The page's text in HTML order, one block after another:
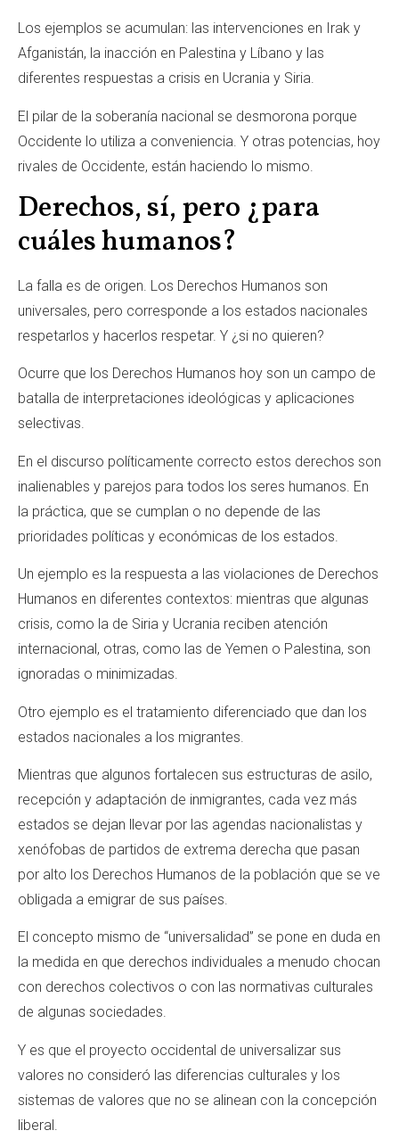
Los ejemplos se acumulan: las intervenciones en Irak y
Afganistán, la inacción en Palestina y Líbano y las
diferentes respuestas a crisis en Ucrania y Siria.
El pilar de la soberanía nacional se desmorona porque
Occidente lo utiliza a conveniencia. Y otras potencias, hoy
rivales de Occidente, están haciendo lo mismo.
Derechos, sí, pero ¿para
cuáles humanos?
La falla es de origen. Los Derechos Humanos son
universales, pero corresponde a los estados nacionales
respetarlos y hacerlos respetar. Y ¿si no quieren?
Ocurre que los Derechos Humanos hoy son un campo de
batalla de interpretaciones ideológicas y aplicaciones
selectivas.
En el discurso políticamente correcto estos derechos son
inalienables y parejos para todos los seres humanos. En
la práctica, que se cumplan o no depende de las
prioridades políticas y económicas de los estados.
Un ejemplo es la respuesta a las violaciones de Derechos
Humanos en diferentes contextos: mientras que algunas
crisis, como la de Siria y Ucrania reciben atención
internacional, otras, como las de Yemen o Palestina, son
ignoradas o minimizadas.
Otro ejemplo es el tratamiento diferenciado que dan los
estados nacionales a los migrantes.
Mientras que algunos fortalecen sus estructuras de asilo,
recepción y adaptación de inmigrantes, cada vez más
estados se dejan llevar por las agendas nacionalistas y
xenófobas de partidos de extrema derecha que pasan
por alto los Derechos Humanos de la población que se ve
obligada a emigrar de sus países.
El concepto mismo de “universalidad” se pone en duda en
la medida en que derechos individuales a menudo chocan
con derechos colectivos o con las normativas culturales
de algunas sociedades.
Y es que el proyecto occidental de universalizar sus
valores no consideró las diferencias culturales y los
sistemas de valores que no se alinean con la concepción
liberal.